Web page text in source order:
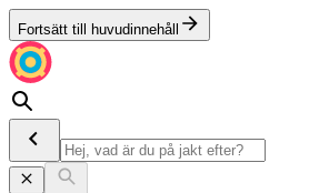
Fortsätt till huvudinnehåll